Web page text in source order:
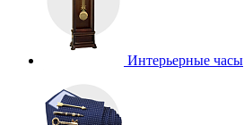
Интерьерные часы